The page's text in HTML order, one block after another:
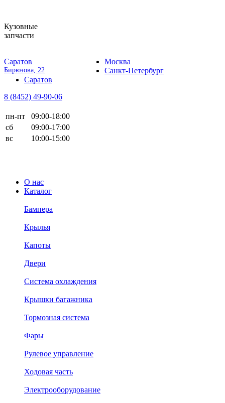
Кузовные
запчасти
Саратов
Бирюзова, 22
Москва
Санкт-Петербург
Саратов
8 (8452) 49-90-06
пн-пт
09:00-18:00
сб
09:00-17:00
вс
10:00-15:00
О нас
Каталог
Бампера
Крылья
Капоты
Двери
Система охлаждения
Крышки багажника
Тормозная система
Фары
Рулевое управление
Ходовая часть
Электрооборудование